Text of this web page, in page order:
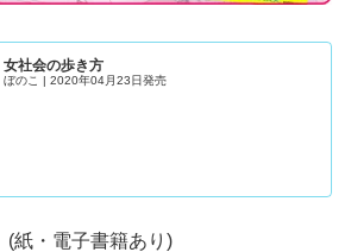
女社会の歩き方
ぼのこ | 2020年04月23日発売
(紙・電子書籍あり)